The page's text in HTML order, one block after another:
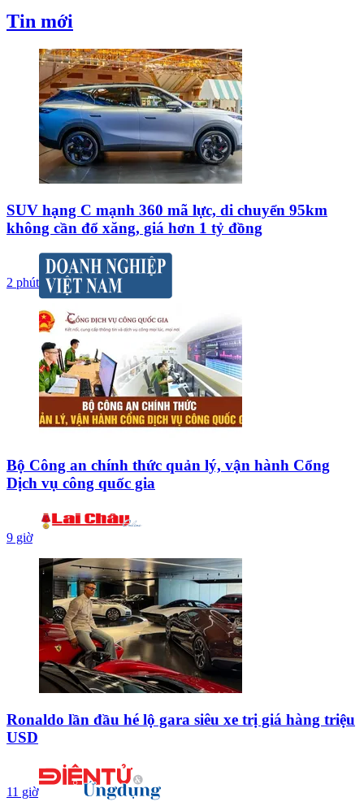
Tin mới
SUV hạng C mạnh 360 mã lực, di chuyển 95km
không cần đổ xăng, giá hơn 1 tỷ đồng
2 phút
Bộ Công an chính thức quản lý, vận hành Cổng
Dịch vụ công quốc gia
9 giờ
Ronaldo lần đầu hé lộ gara siêu xe trị giá hàng triệu
USD
11 giờ